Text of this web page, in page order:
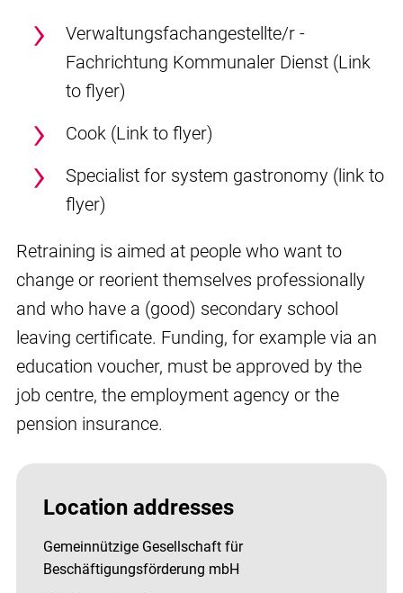
Verwaltungsfachangestellte/r -
Fachrichtung Kommunaler Dienst (Link
to flyer)
Cook (Link to flyer)
Specialist for system gastronomy (link to
flyer)
Retraining is aimed at people who want to
change or reorient themselves professionally
and who have a (good) secondary school
leaving certificate. Funding, for example via an
education voucher, must be approved by the
job centre, the employment agency or the
pension insurance.
Location addresses
Gemeinnützige Gesellschaft für
Beschäftigungsförderung mbH